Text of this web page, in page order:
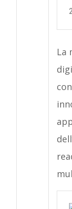
La